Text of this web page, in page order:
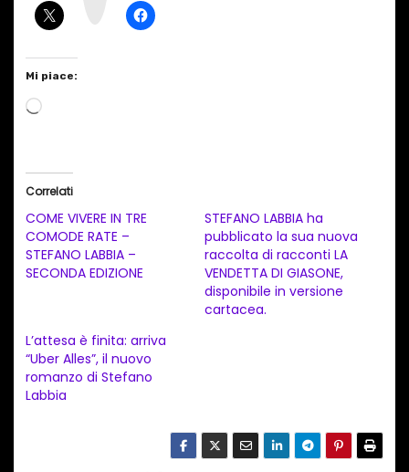
Mi piace:
C
a
m
e
t
o
i
Correlati
COME VIVERE IN TRE
COMODE RATE –
STEFANO LABBIA –
SECONDA EDIZIONE
STEFANO LABBIA ha
pubblicato la sua nuova
raccolta di racconti LA
VENDETTA DI GIASONE,
disponibile in versione
cartacea.
L’attesa è finita: arriva
“Uber Alles”, il nuovo
romanzo di Stefano
Labbia